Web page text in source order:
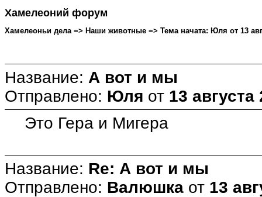
Хамелеоний форум
Хамелеоньи дела => Наши животные => Тема начата: Юля от 13
Название: А вот и мы
Отправлено: Юля от 13
Это Гера и Мигера
Название: Re: А вот и мы
Отправлено: Валюшка от 13